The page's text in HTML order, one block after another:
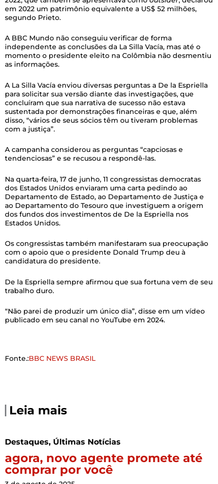
em 2022 um patrimônio equivalente a US$ 52 milhões,
segundo Prieto.
A BBC Mundo não conseguiu verificar de forma
independente as conclusões da La Silla Vacía, mas até o
momento o presidente eleito na Colômbia não desmentiu
as informações.
A La Silla Vacía enviou diversas perguntas a De la Espriella
para solicitar sua versão diante das investigações, que
concluíram que sua narrativa de sucesso não estava
sustentada por demonstrações financeiras e que, além
disso, “vários de seus sócios têm ou tiveram problemas
com a justiça”.
A campanha considerou as perguntas “capciosas e
tendenciosas” e se recusou a respondê-las.
Na quarta-feira, 17 de junho, 11 congressistas democratas
dos Estados Unidos enviaram uma carta pedindo ao
Departamento de Estado, ao Departamento de Justiça e
ao Departamento do Tesouro que investiguem a origem
dos fundos dos investimentos de De la Espriella nos
Estados Unidos.
Os congressistas também manifestaram sua preocupação
com o apoio que o presidente Donald Trump deu à
candidatura do presidente.
De la Espriella sempre afirmou que sua fortuna vem de seu
trabalho duro.
“Não parei de produzir um único dia”, disse em um vídeo
publicado em seu canal no YouTube em 2024.
Fonte.:BBC NEWS BRASIL
Leia mais
Destaques, Últimas Notícias
agora, novo agente promete até
comprar por você